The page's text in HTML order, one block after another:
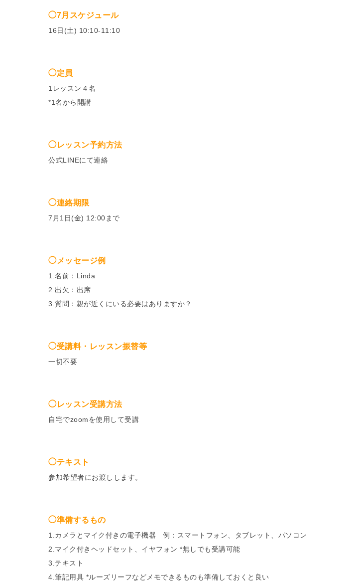
◯7月スケジュール
16日(土) 10:10-11:10
◯定員
1レッスン４名
*1名から開講
◯レッスン予約方法
公式LINEにて連絡
◯連絡期限
7月1日(金) 12:00まで
◯メッセージ例
1.名前：Linda
2.出欠：出席
3.質問：親が近くにいる必要はありますか？
◯受講料・レッスン振替等
一切不要
◯レッスン受講方法
自宅でzoomを使用して受講
◯テキスト
参加希望者にお渡しします。
◯準備するもの
1.カメラとマイク付きの電子機器 例：スマートフォン、タブレット、パソコン
2.マイク付きヘッドセット、イヤフォン *無しでも受講可能
3.テキスト
4.筆記用具 *ルーズリーフなどメモできるものも準備しておくと良い